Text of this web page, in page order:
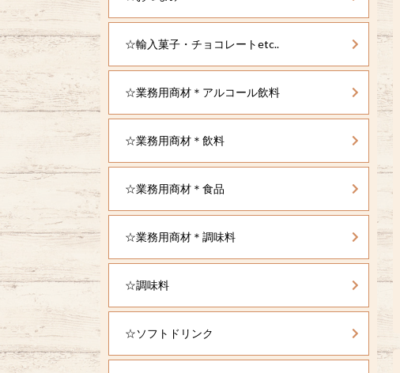
☆輸入菓子・チョコレートetc..
☆業務用商材＊アルコール飲料
☆業務用商材＊飲料
☆業務用商材＊食品
☆業務用商材＊調味料
☆調味料
☆ソフトドリンク